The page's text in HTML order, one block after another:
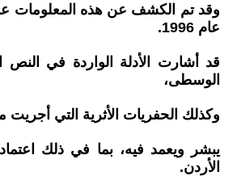
وقد تم الكشف عن هذه المعلومات
عام 1996.
قد أشارت الأدلة الواردة في النص
الوسطى،
وكذلك الحفريات الأثرية التي أجريت
يبشر ويعمد فيه، بما في ذلك
الأردن.